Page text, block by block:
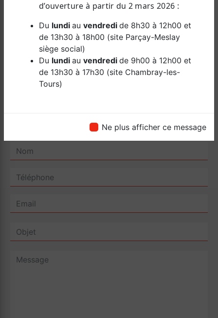
d’ouverture à partir du 2 mars 2026 :
Du lundi au vendredi de 8h30 à 12h00 et
de 13h30 à 18h00 (site Parçay-Meslay
siège social)
Du lundi au vendredi de 9h00 à 12h00 et
de 13h30 à 17h30 (site Chambray-les-
Tours)
Ne plus afficher ce message
EN SAVOIR PLUS
Contactez nous